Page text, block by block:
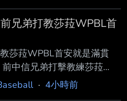
兄弟打教莎菈WPBL首
莎菈WPBL首安就是滿貫
中信兄弟打擊教練莎菈
重返球員身分後，6日在美
· 4小時前